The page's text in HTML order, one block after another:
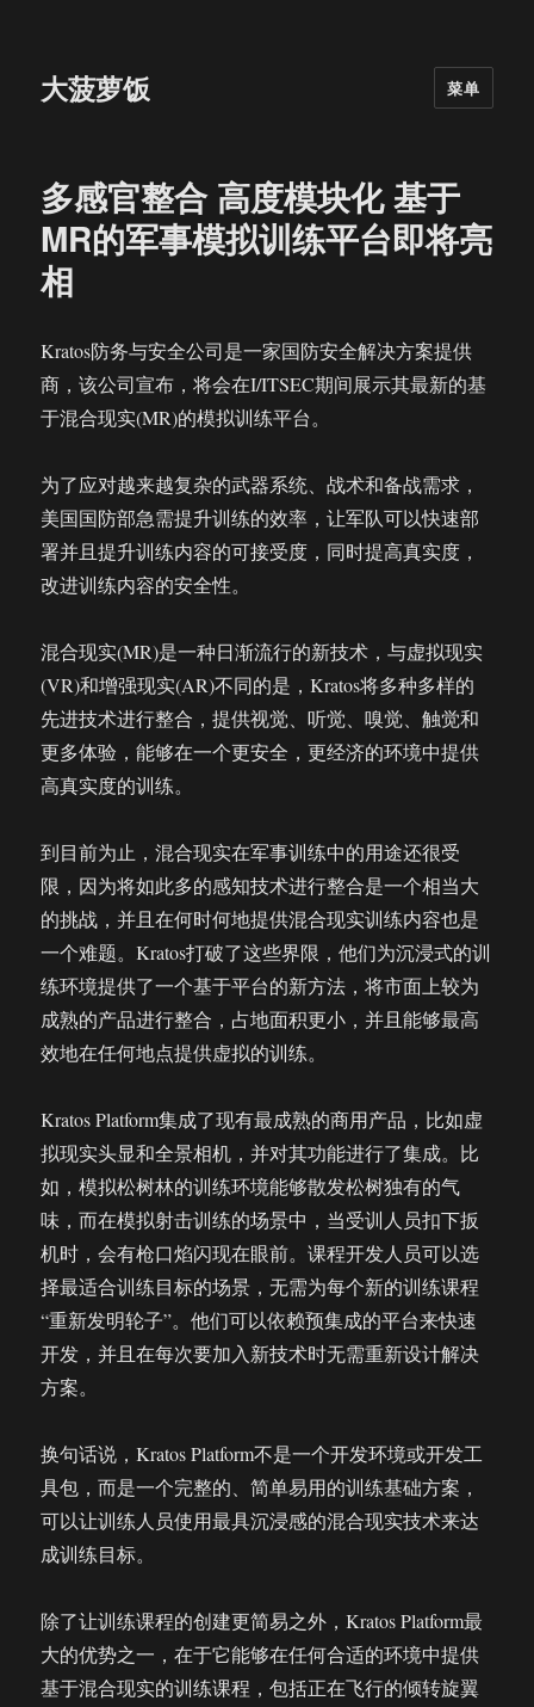
大菠萝饭 菜单
多感官整合 高度模块化 基于
MR的军事模拟训练平台即将亮
相
Kratos防务与安全公司是一家国防安全解决方案提供
商，该公司宣布，将会在I/ITSEC期间展示其最新的基
于混合现实(MR)的模拟训练平台。
为了应对越来越复杂的武器系统、战术和备战需求，
美国国防部急需提升训练的效率，让军队可以快速部
署并且提升训练内容的可接受度，同时提高真实度，
改进训练内容的安全性。
混合现实(MR)是一种日渐流行的新技术，与虚拟现实
(VR)和增强现实(AR)不同的是，Kratos将多种多样的
先进技术进行整合，提供视觉、听觉、嗅觉、触觉和
更多体验，能够在一个更安全，更经济的环境中提供
高真实度的训练。
到目前为止，混合现实在军事训练中的用途还很受
限，因为将如此多的感知技术进行整合是一个相当大
的挑战，并且在何时何地提供混合现实训练内容也是
一个难题。Kratos打破了这些界限，他们为沉浸式的训
练环境提供了一个基于平台的新方法，将市面上较为
成熟的产品进行整合，占地面积更小，并且能够最高
效地在任何地点提供虚拟的训练。
Kratos Platform集成了现有最成熟的商用产品，比如虚
拟现实头显和全景相机，并对其功能进行了集成。比
如，模拟松树林的训练环境能够散发松树独有的气
味，而在模拟射击训练的场景中，当受训人员扣下扳
机时，会有枪口焰闪现在眼前。课程开发人员可以选
择最适合训练目标的场景，无需为每个新的训练课程
“重新发明轮子”。他们可以依赖预集成的平台来快速
开发，并且在每次要加入新技术时无需重新设计解决
方案。
换句话说，Kratos Platform不是一个开发环境或开发工
具包，而是一个完整的、简单易用的训练基础方案，
可以让训练人员使用最具沉浸感的混合现实技术来达
成训练目标。
除了让训练课程的创建更简易之外，Kratos Platform最
大的优势之一，在于它能够在任何合适的环境中提供
基于混合现实的训练课程，包括正在飞行的倾转旋翼